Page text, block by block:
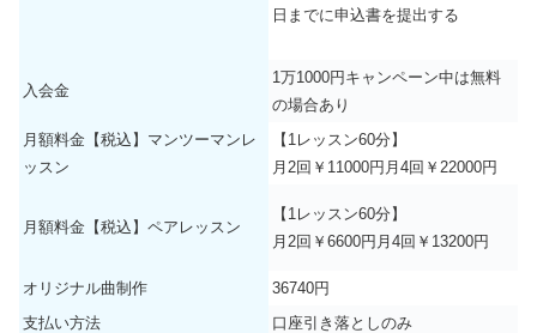
日までに申込書を提出する
入会金
1万1000円キャンペーン中は無料
の場合あり
月額料金【税込】マンツーマンレ
ッスン
【1レッスン60分】
月2回￥11000円月4回￥22000円
月額料金【税込】ペアレッスン
【1レッスン60分】
月2回￥6600円月4回￥13200円
オリジナル曲制作
36740円
支払い方法
口座引き落としのみ